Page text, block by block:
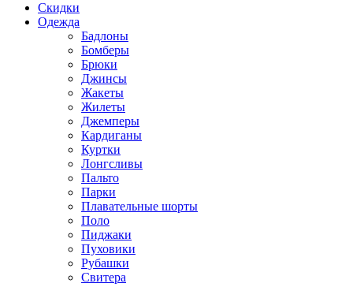
Скидки
Одежда
Бадлоны
Бомберы
Брюки
Джинсы
Жакеты
Жилеты
Джемперы
Кардиганы
Куртки
Лонгсливы
Пальто
Парки
Плавательные шорты
Поло
Пиджаки
Пуховики
Рубашки
Свитера